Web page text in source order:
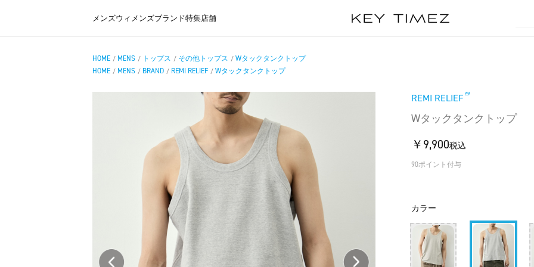
メンズウィメンズブランド特集店舗
HOME / MENS / トップス / その他トップス / Wタックタンクトップ
HOME / MENS / BRAND / REMI RELIEF / Wタックタンクトップ
REMI RELIEF
Wタックタンクトップ
￥9,900税込
90ポイント付与
カラー